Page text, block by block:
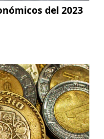
del 2023